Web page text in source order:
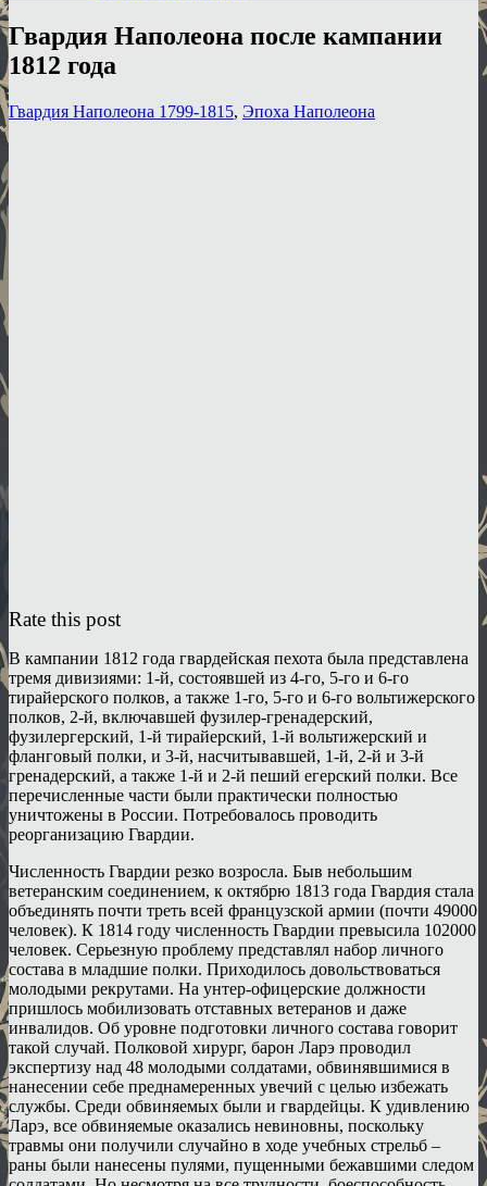
Гвардия Наполеона после кампании
1812 года
Гвардия Наполеона 1799-1815, Эпоха Наполеона
Rate this post
В кампании 1812 года гвардейская пехота была представлена
тремя дивизиями: 1-й, состоявшей из 4-го, 5-го и 6-го
тирайерского полков, а также 1-го, 5-го и 6-го вольтижерского
полков, 2-й, включавшей фузилер-гренадерский,
фузилергерский, 1-й тирайерский, 1-й вольтижерский и
фланговый полки, и 3-й, насчитывавшей, 1-й, 2-й и 3-й
гренадерский, а также 1-й и 2-й пеший егерский полки. Все
перечисленные части были практически полностью
уничтожены в России. Потребовалось проводить
реорганизацию Гвардии.
Численность Гвардии резко возросла. Быв небольшим
ветеранским соединением, к октябрю 1813 года Гвардия стала
объединять почти треть всей французской армии (почти 49000
человек). К 1814 году численность Гвардии превысила 102000
человек. Серьезную проблему представлял набор личного
состава в младшие полки. Приходилось довольствоваться
молодыми рекрутами. На унтер-офицерские должности
пришлось мобилизовать отставных ветеранов и даже
инвалидов. Об уровне подготовки личного состава говорит
такой случай. Полковой хирург, барон Ларэ проводил
экспертизу над 48 молодыми солдатами, обвинявшимися в
нанесении себе преднамеренных увечий с целью избежать
службы. Среди обвиняемых были и гвардейцы. К удивлению
Ларэ, все обвиняемые оказались невиновны, поскольку
травмы они получили случайно в ходе учебных стрельб –
раны были нанесены пулями, пущенными бежавшими следом